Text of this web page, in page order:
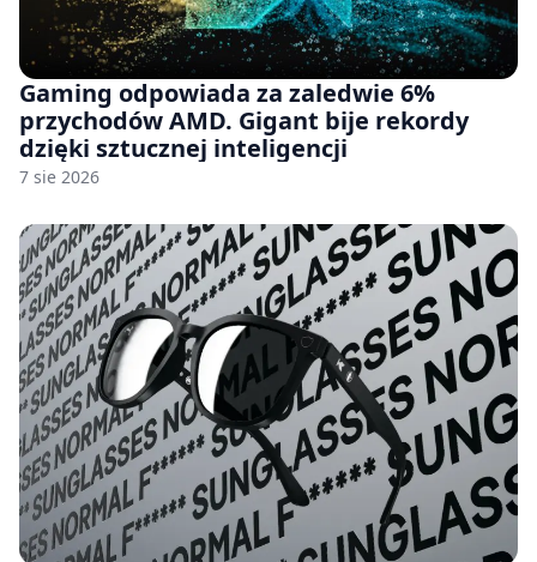
Gaming odpowiada za zaledwie 6%
przychodów AMD. Gigant bije rekordy
dzięki sztucznej inteligencji
7 sie 2026